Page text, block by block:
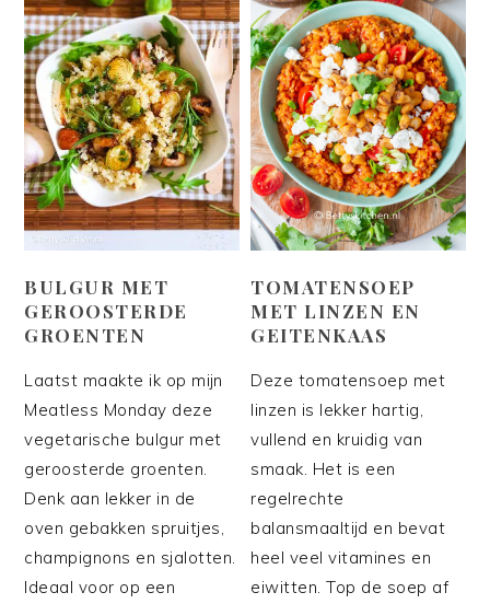
BULGUR MET
GEROOSTERDE
GROENTEN
Laatst maakte ik op mijn
Meatless Monday deze
vegetarische bulgur met
geroosterde groenten.
Denk aan lekker in de
oven gebakken spruitjes,
champignons en sjalotten.
Ideaal voor op een
TOMATENSOEP
MET LINZEN EN
GEITENKAAS
Deze tomatensoep met
linzen is lekker hartig,
vullend en kruidig van
smaak. Het is een
regelrechte
balansmaaltijd en bevat
heel veel vitamines en
eiwitten. Top de soep af